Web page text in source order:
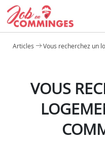
Articles Vous recherchez un
VOUS